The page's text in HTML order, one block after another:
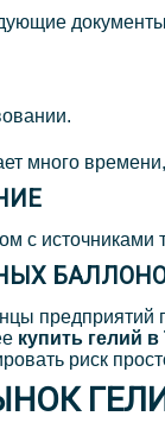
много
с источниками
предприятий
купить гелий в
риск